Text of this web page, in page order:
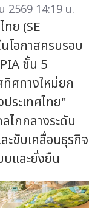
2569 14:19 น.
ทย (SE
โอกาสครบรอบ
ชั้น 5
ทิศทางใหม่ยก
ระเทศไทย"
ไกกลางระดับ
ะขับเคลื่อนธุรกิจ
บและยั่งยืน